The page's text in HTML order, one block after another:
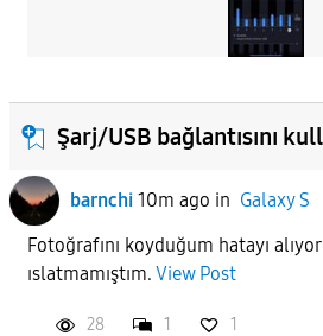
Şarj/USB bağlantısını
barnchi 10m ago in Galaxy S
Fotoğrafını koyduğum hatayı
ıslatmamıştım. View Post
28 1 1